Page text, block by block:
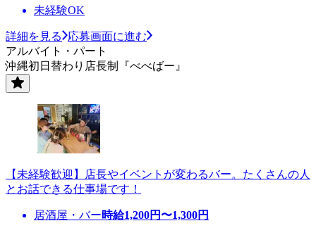
未経験OK
詳細を見る
応募画面に進む
アルバイト・パート
沖縄初日替わり店長制『べべばー』
【未経験歓迎】店長やイベントが変わるバー。たくさんの人
とお話できる仕事場です！
居酒屋・バー時給1,200円〜1,300円